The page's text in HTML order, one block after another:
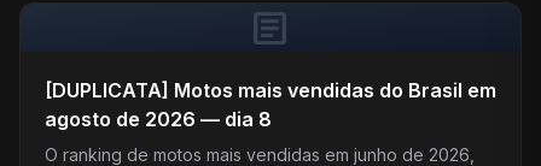
article
[DUPLICATA] Motos mais vendidas do Brasil em
agosto de 2026 — dia 8
O ranking de motos mais vendidas em junho de 2026,